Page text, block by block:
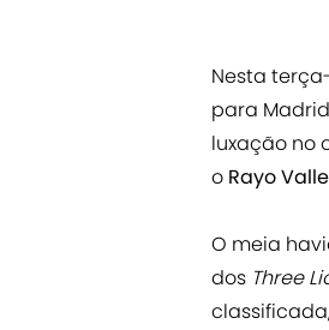
Nesta
para
luxação no
o Rayo
O meia
dos Three